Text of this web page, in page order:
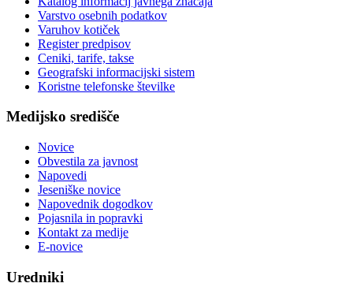
Varstvo osebnih podatkov
Varuhov kotiček
Register predpisov
Ceniki, tarife, takse
Geografski informacijski sistem
Koristne telefonske številke
Medijsko središče
Novice
Obvestila za javnost
Napovedi
Jeseniške novice
Napovednik dogodkov
Pojasnila in popravki
Kontakt za medije
E-novice
Uredniki